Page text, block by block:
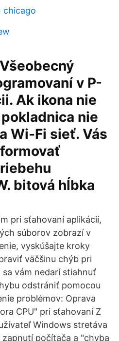
chicago
v P-
Ak ikona nie
nie
Wi-Fi sieť. Vás
bitová hĺbka
pri sťahovaní aplikácií,
súborov zobrazí v
vyskúšajte kroky
väčšinu chýb pri
vám nedarí stiahnuť
odstrániť pomocou
problémov: Oprava
CPU" pri sťahovaní Z
Windows stretáva
počítača a "chyba